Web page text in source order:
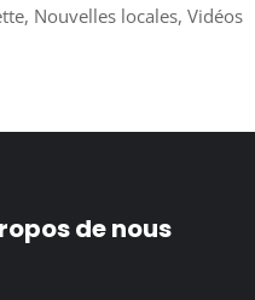
, Nouvelles locales, Vidéos
de nous